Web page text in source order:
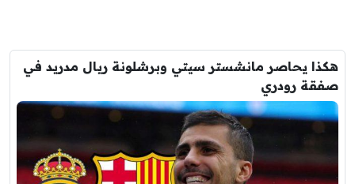
هكذا يحاصر مانشستر سيتي وبرشلونة ريال مدريد في
صفقة رودري